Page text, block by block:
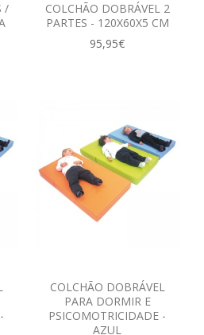
/
COLCHÃO DOBRÁVEL 2
PARTES - 120X60X5 CM
95,95€
COLCHÃO DOBRÁVEL
PARA DORMIR E
PSICOMOTRICIDADE -
AZUL